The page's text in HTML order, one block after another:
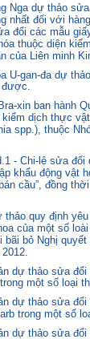
Nga dự thảo
nhất đối với
đổi các mẫu
thuộc diện
của Liên minh
U-gan-đa dự
được.
xin ban hành
kiểm dịch thực
spp.), thuộc
- Chi-lê sửa
khẩu động vật
cầu”, đồng
thảo quy định
của một số
bỏ Nghị
dự thảo sửa
một số loại
dự thảo sửa
trong một số
dự thảo sửa